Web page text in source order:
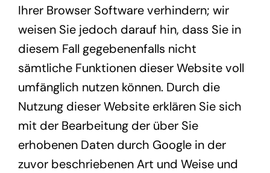
Ihrer Browser Software verhindern; wir
weisen Sie jedoch darauf hin, dass Sie in
diesem Fall gegebenenfalls nicht
sämtliche Funktionen dieser Website voll
umfänglich nutzen können. Durch die
Nutzung dieser Website erklären Sie sich
mit der Bearbeitung der über Sie
erhobenen Daten durch Google in der
zuvor beschriebenen Art und Weise und